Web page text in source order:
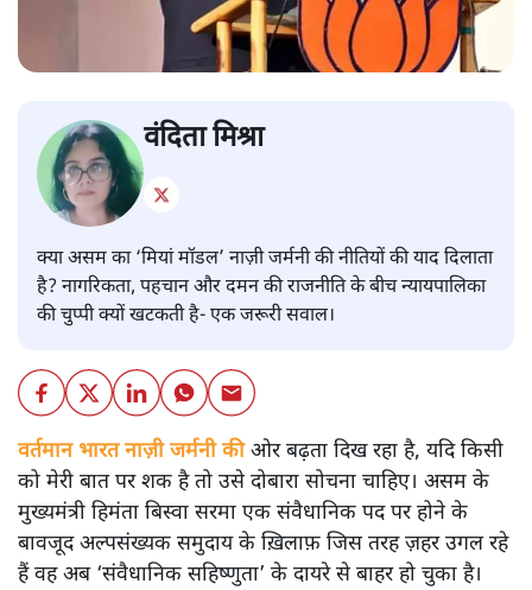
वंदिता मिश्रा
क्या असम का ‘मियां मॉडल’ नाज़ी जर्मनी की नीतियों की याद दिलाता
है? नागरिकता, पहचान और दमन की राजनीति के बीच न्यायपालिका
की चुप्पी क्यों खटकती है- एक जरूरी सवाल।
वर्तमान भारत नाज़ी जर्मनी कीओर बढ़ता दिख रहा है, यदि किसी
को मेरी बात पर शक है तो उसे दोबारा सोचना चाहिए। असम के
मुख्यमंत्री हिमंता बिस्वा सरमा एक संवैधानिक पद पर होने के
बावजूद अल्पसंख्यक समुदाय के ख़िलाफ़ जिस तरह ज़हर उगल रहे
हैं वह अब ‘संवैधानिक सहिष्णुता’ के दायरे से बाहर हो चुका है।